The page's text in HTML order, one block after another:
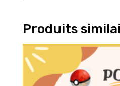
Produits